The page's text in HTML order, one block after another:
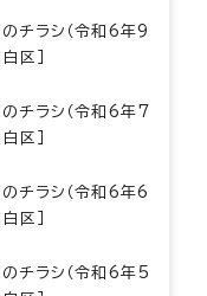
チラシ（令和6年9
区］
チラシ（令和6年7
区］
チラシ（令和6年6
区］
チラシ（令和6年5